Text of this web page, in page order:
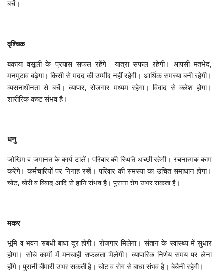
बचें।
वृश्चिक
बकाया वसूली के प्रयास सफल रहेंगे। यात्रा सफल रहेगी। आपसी मतभेद,
मनमुटाव बढ़ेगा। किसी से मदद की उम्मीद नहीं रहेगी। आर्थिक समस्या बनी रहेगी।
व्यसनाधीनता से बचें। व्यापार, रोजगार मध्यम रहेगा। विवाद से क्लेश होगा।
शारीरिक कष्ट संभव है।
धनु
जोखिम व जमानत के कार्य टालें। परिवार की स्थिति अच्छी रहेगी। रचनात्मक काम
करेंगे। कर्मचारियों पर निगाह रखें। परिवार की समस्या का उचित समाधान होगा।
चोट, चोरी व विवाद आदि से हानि संभव है। पुराना रोग उभर सकता है।
मकर
भूमि व भवन संबंधी बाधा दूर होगी। रोजगार मिलेगा। संतान के स्वास्थ्य में सुधार
होगा। सोचे कामों में मनचाही सफलता मिलेगी। व्यापारिक निर्णय समय पर लेना
होंगे। पुरानी बीमारी उभर सकती है। चोट व रोग से बाधा संभव है। बेचैनी रहेगी।